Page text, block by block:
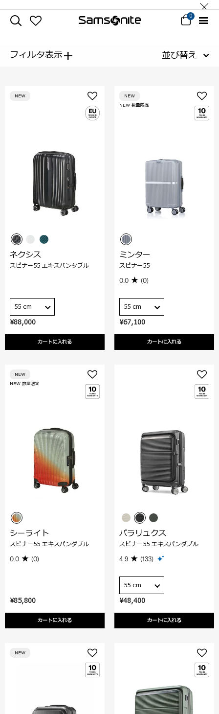
0
フィルタ表示+ 並び替え
¥88,000
カートに入れる
NEW
ネクシス
スピナー55 エキスパンダブル
55 cm
¥67,100
カートに入れる
NEW 数量限定
NEW
ミンター
スピナー55
0.0 (0)
55 cm
¥85,800
カートに入れる
NEW 数量限定
NEW
シーライト
スピナー55 エキスパンダブル
0.0 (0)
¥48,400
カートに入れる
パラリュクス
スピナー55 エキスパンダブル
4.9 (133)
55 cm
NEW